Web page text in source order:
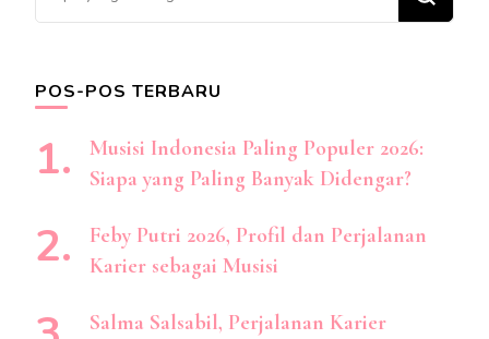
Sesuatu?
POS-POS TERBARU
Musisi Indonesia Paling Populer 2026:
Siapa yang Paling Banyak Didengar?
Feby Putri 2026, Profil dan Perjalanan
Karier sebagai Musisi
Salma Salsabil, Perjalanan Karier